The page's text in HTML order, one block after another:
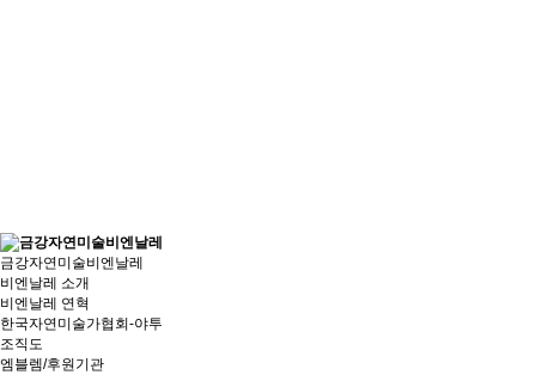
금강자연미술비엔날레
비엔날레 소개
비엔날레 연혁
한국자연미술가협회-야투
조직도
엠블렘/후원기관